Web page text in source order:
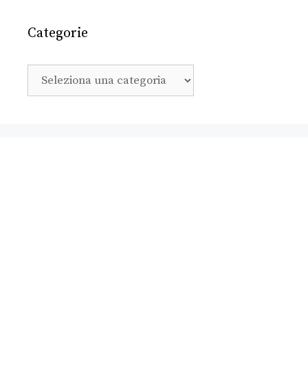
Categorie